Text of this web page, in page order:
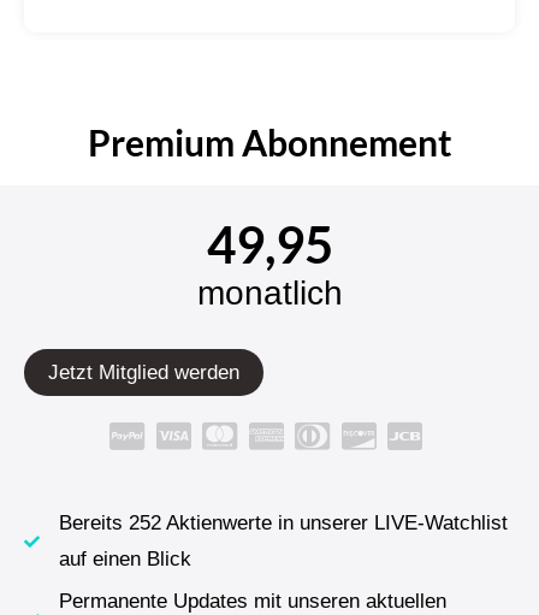
Premium Abonnement
49,95
monatlich
Jetzt Mitglied werden
Bereits 252 Aktienwerte in unserer LIVE-Watchlist
auf einen Blick
Permanente Updates mit unseren aktuellen